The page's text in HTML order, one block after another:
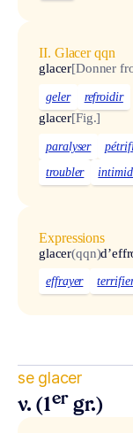
II. Glacer qqn
glacer[Donner
geler refroidir
glacer[Fig.]
paralyser
troubler
Expressions
glacer(qqn)
effrayer
se glacer
v. (1er gr.)